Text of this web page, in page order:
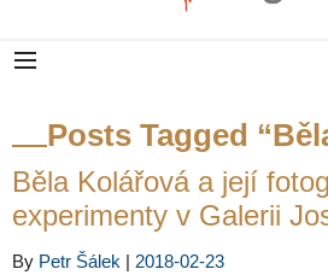
Posts Tagged
Běla Kolářová a její
experimenty v Galerii
By Petr Šálek | 2018-02-23